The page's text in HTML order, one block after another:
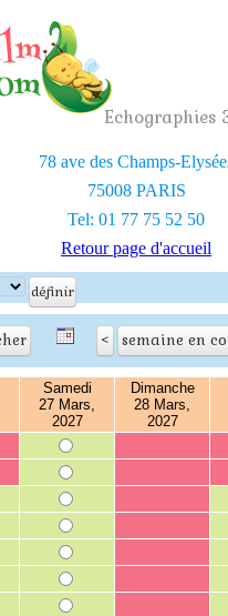
Echographies
78 ave des Champs-
75008 PARIS
Tel: 01 77 75 52 50
Retour page d'accueil
Samedi
27 Mars,
2027
Dimanche
28 Mars,
2027